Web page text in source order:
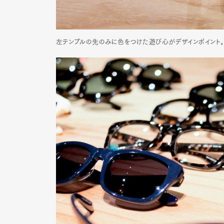
左テンプルの先のみに色をつけた遊び心がデザインポイント。